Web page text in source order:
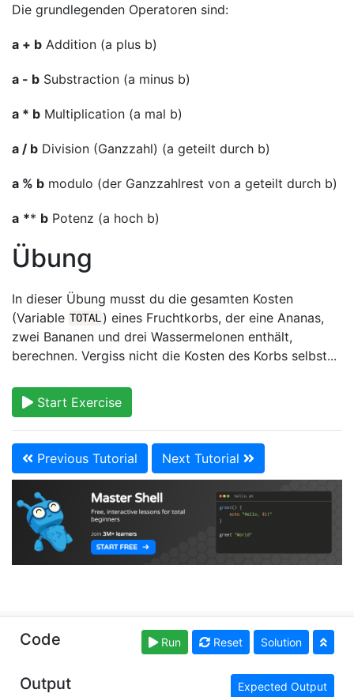
Die grundlegenden Operatoren sind:
a + b Addition (a plus b)
a - b Substraction (a minus b)
a * b Multiplication (a mal b)
a / b Division (Ganzzahl) (a geteilt durch b)
a % b modulo (der Ganzzahlrest von a geteilt durch b)
a ** b Potenz (a hoch b)
Übung
In dieser Übung musst du die gesamten Kosten
(Variable TOTAL) eines Fruchtkorbs, der eine Ananas,
zwei Bananen und drei Wassermelonen enthält,
berechnen. Vergiss nicht die Kosten des Korbs selbst...
Start Exercise
Previous Tutorial Next Tutorial
Copyright © learnshell.org. Read ourTerms of Useand
Privacy Policy
Code Run Reset Solution
Output Expected Output